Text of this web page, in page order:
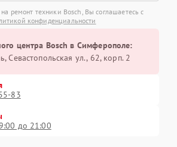
ремонт техники Bosch, Вы соглашаетесь с
конфиденциальности
центра Bosch в Симферополе:
Севастопольская ул., 62, корп. 2
83
до 21:00